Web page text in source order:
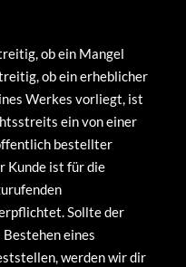
ob ein Mangel
ob ein erheblicher
Werkes vorliegt, ist
ein von einer
bestellter
Kunde ist für die
Sollte der
eines
werden wir dir